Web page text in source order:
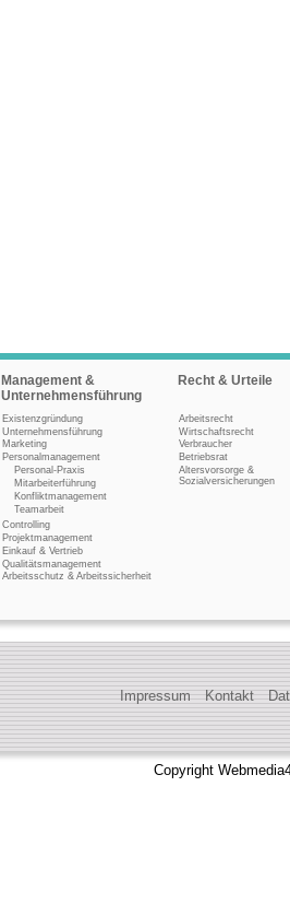
Management &
Unternehmensführung
Existenzgründung
Unternehmensführung
Marketing
Personalmanagement
Personal-Praxis
Mitarbeiterführung
Konfliktmanagement
Teamarbeit
Controlling
Projektmanagement
Einkauf & Vertrieb
Qualitätsmanagement
Arbeitsschutz & Arbeitssicherheit
Recht & Urteile
Arbeitsrecht
Wirtschaftsrecht
Verbraucher
Betriebsrat
Altersvorsorge &
Sozialversicherungen
Impressum Kontakt
Copyright